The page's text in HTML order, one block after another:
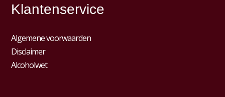
Klantenservice
Algemene voorwaarden
Disclaimer
Alcoholwet